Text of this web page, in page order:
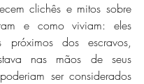
clichês e mitos sobre
e como viviam: eles
próximos dos escravos,
nas mãos de seus
ser considerados